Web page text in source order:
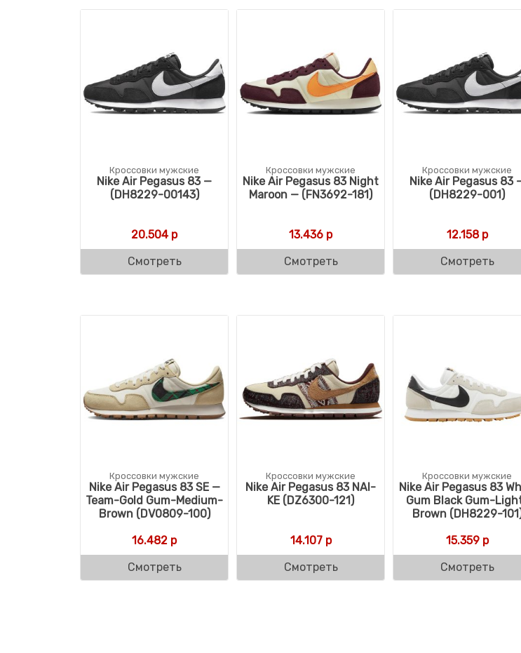
Кроссовки мужские
Nike Air Pegasus 83 —
(DH8229-00143)
20.504р
Смотреть
Кроссовки мужские
Nike Air Pegasus 83 Night
Maroon — (FN3692-181)
13.436 р
Смотреть
Кроссовки мужские
Nike Air Pegasus 83
(DH8229-001)
12.158р
Смотреть
Кроссовки мужские
Nike Air Pegasus 83 SE —
Team-Gold Gum-Medium-
Brown (DV0809-100)
16.482 р
Смотреть
Кроссовки мужские
Nike Air Pegasus 83 NAI-
KE (DZ6300-121)
14.107р
Смотреть
Кроссовки мужские
Nike Air Pegasus 83
Gum Black Gum-
Brown (DH8229-
15.359р
Смотреть